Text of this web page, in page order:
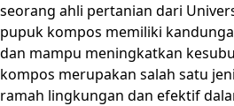
seorang ahli pertanian dari
pupuk kompos memiliki
dan mampu meningkatkan
kompos merupakan salah satu
ramah lingkungan dan efektif